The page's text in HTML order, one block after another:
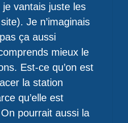
vantais juste les
Je n’imaginais
ça aussi
mieux le
Est-ce qu’on est
la station
qu’elle est
pourrait aussi la